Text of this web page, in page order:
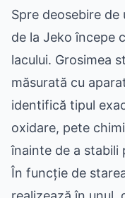
Spre deosebire
de la Jeko începe
lacului. Grosimea
măsurată cu
identifică tipul
oxidare, pete
înainte de a stabili
În funcție de